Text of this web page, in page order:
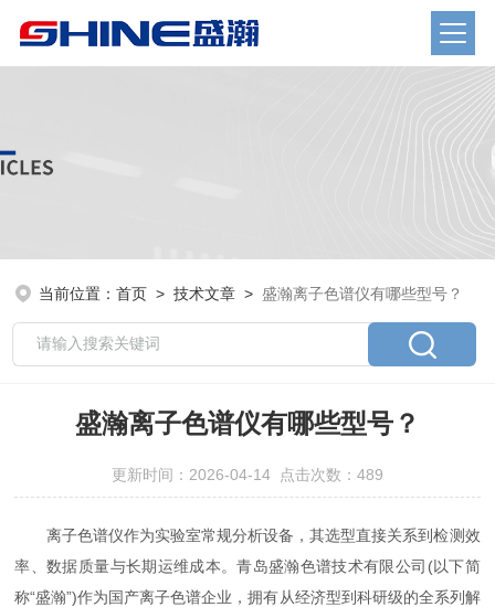
当前位置：首页 >技术文章 >盛瀚离子色谱仪有哪些型号？
盛瀚离子色谱仪有哪些型号？
更新时间：2026-04-14 点击次数：489
离子色谱仪作为实验室常规分析设备，其选型直接关系到检测效
率、数据质量与长期运维成本。青岛盛瀚色谱技术有限公司(以下简
称“盛瀚”)作为国产离子色谱企业，拥有从经济型到科研级的全系列解